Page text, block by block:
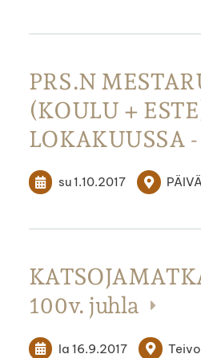
PRS.N
(KOULU +
LOKAKUUSSA -
su 1.10.2017
100v. juhla
la 16.9.2017